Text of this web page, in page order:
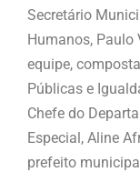
Secretário
Humanos, Paulo
equipe,
Públicas e
Chefe do
Especial, Aline
prefeito